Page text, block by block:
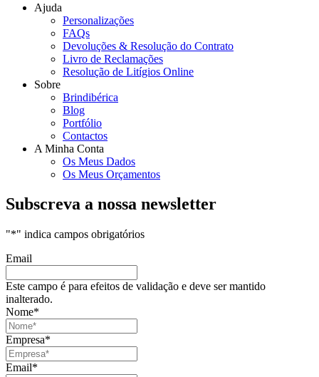
Ajuda
Personalizações
FAQs
Devoluções & Resolução do Contrato
Livro de Reclamações
Resolução de Litígios Online
Sobre
Brindibérica
Blog
Portfólio
Contactos
A Minha Conta
Os Meus Dados
Os Meus Orçamentos
Subscreva a nossa newsletter
"*" indica campos obrigatórios
Email
Este campo é para efeitos de validação e deve ser mantido
inalterado.
Nome*
Empresa*
Email*